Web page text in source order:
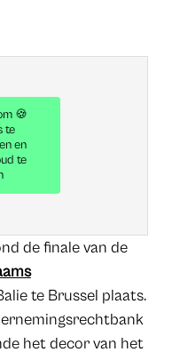
🍪
te
en
te
de finale van de
te Brussel plaats.
het decor van het